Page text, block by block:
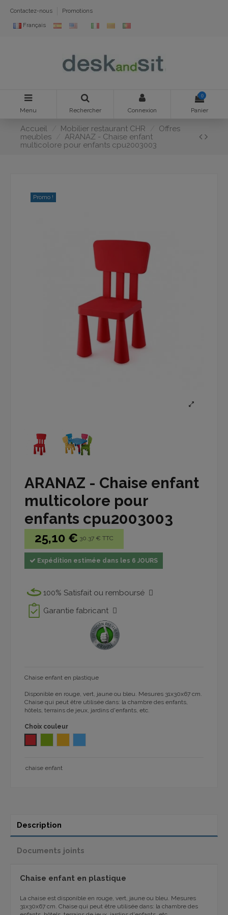
Contactez-nous Promotions
Français
Menu Rechercher Connexion
0
Panier
Accueil Mobilier restaurant CHR
Offres
meubles
ARANAZ - Chaise enfant
multicolore pour enfants cpu2003003
Promo !
ARANAZ - Chaise enfant
multicolore pour
enfants cpu2003003
25,10 € 30.37 € TTC
Expédition estimée dans les 6 JOURS
100% Satisfait ou remboursé
Garantie fabricant
Chaise enfant en plastique
Disponible en rouge, vert, jaune ou bleu. Mesures 31x30x67 cm.
Chaise qui peut être utilisée dans: la chambre des enfants,
hôtels, terrains de jeux, jardins d'enfants, etc.
Choix couleur
chaise enfant
Description
Documents joints
Chaise enfant en plastique
La chaise est disponible en rouge, vert, jaune ou bleu. Mesures
31x30x67 cm. Chaise qui peut être utilisée dans: la chambre des